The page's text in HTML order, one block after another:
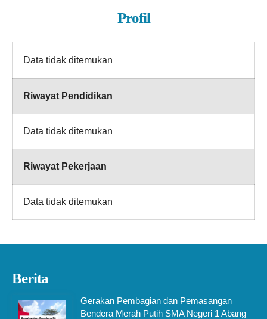
Profil
Data tidak ditemukan
Riwayat Pendidikan
Data tidak ditemukan
Riwayat Pekerjaan
Data tidak ditemukan
Berita
Gerakan Pembagian dan Pemasangan
Bendera Merah Putih SMA Negeri 1 Abang